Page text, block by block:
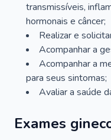
transmissíveis,
hormonais e câncer;
Realizar e
Acompanhar a
Acompanhar a
para seus sintomas;
Avaliar a saúde
Exames